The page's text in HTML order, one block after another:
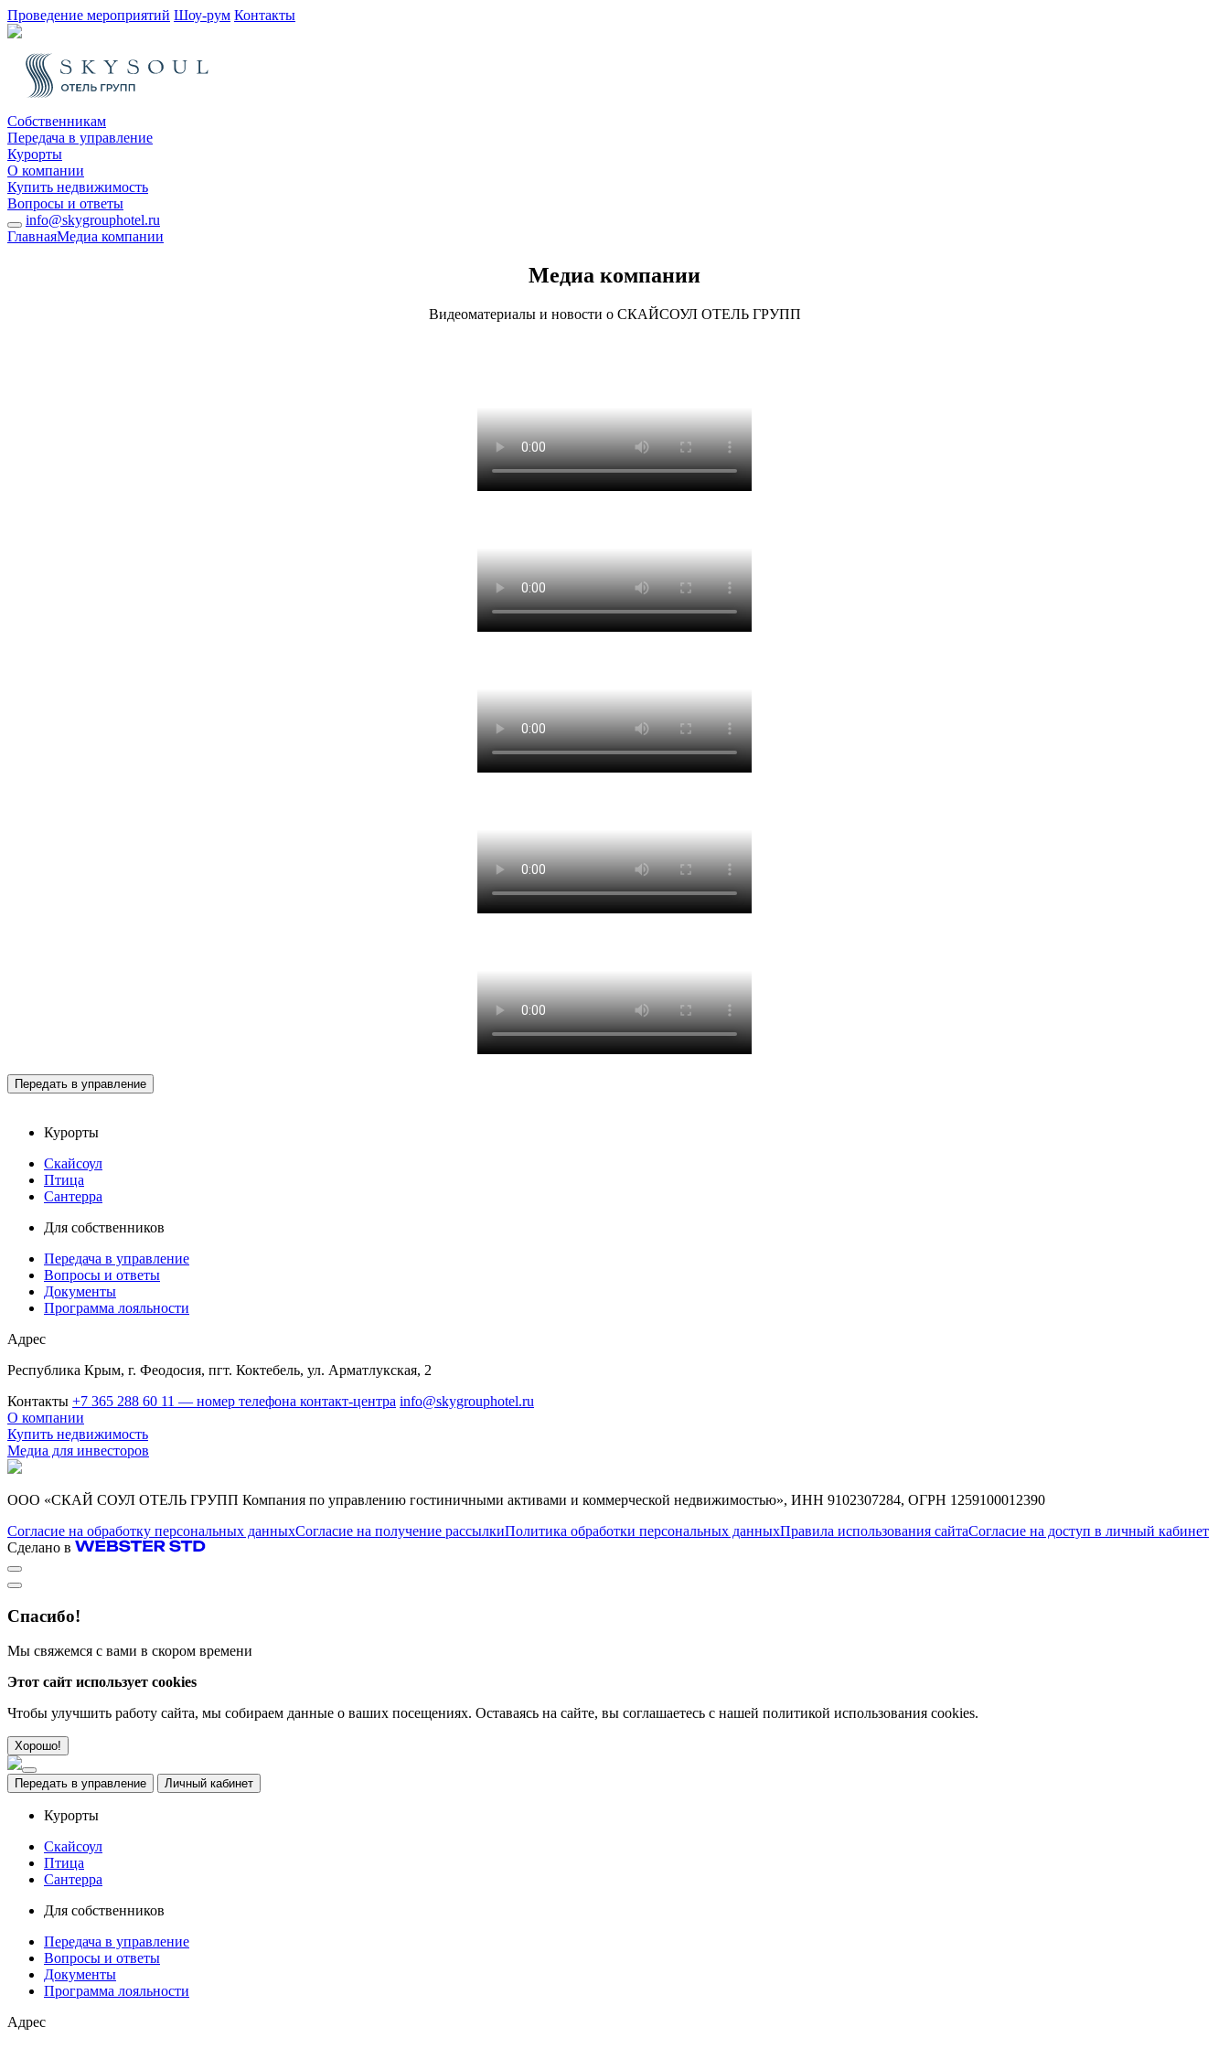
Проведение мероприятий Шоу-рум Контакты
Собственникам
Передача в управление
Курорты
О компании
Купить недвижимость
Вопросы и ответы
info@skygrouphotel.ru
ГлавнаяМедиа компании
Медиа компании
Видеоматериалы и новости о СКАЙСОУЛ ОТЕЛЬ ГРУПП
Передать в управление
Курорты
Скайсоул
Птица
Сантерра
Для собственников
Передача в управление
Вопросы и ответы
Документы
Программа лояльности
Адрес
Республика Крым, г. Феодосия, пгт. Коктебель, ул. Арматлукская, 2
Контакты +7 365 288 60 11 — номер телефона контакт-центра info@skygrouphotel.ru
О компании
Купить недвижимость
Медиа для инвесторов
ООО «СКАЙ СОУЛ ОТЕЛЬ ГРУПП Компания по управлению гостиничными активами и коммерческой недвижимостью», ИНН 9102307284, ОГРН 1259100012390
Согласие на обработку персональных данныхСогласие на получение рассылкиПолитика обработки персональных данныхПравила использования сайтаСогласие на доступ в личный кабинет
Сделано в
Спасибо!
Мы свяжемся с вами в скором времени
Этот сайт использует cookies
Чтобы улучшить работу сайта, мы собираем данные о ваших посещениях. Оставаясь на сайте, вы соглашаетесь с нашей политикой использования cookies.
Хорошо!
Передать в управление Личный кабинет
Курорты
Скайсоул
Птица
Сантерра
Для собственников
Передача в управление
Вопросы и ответы
Документы
Программа лояльности
Адрес